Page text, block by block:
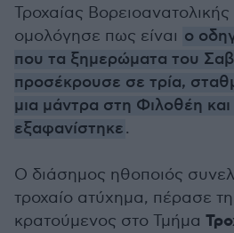
Τροχαίας Βορειοανατολικής
ομολόγησε πως είναι ο
που τα ξημερώματα του
προσέκρουσε σε τρία,
μια μάντρα στη Φιλοθέη
εξαφανίστηκε.
Ο διάσημος ηθοποιός
τροχαίο ατύχημα, πέρασε
κρατούμενος στο Τμήμα